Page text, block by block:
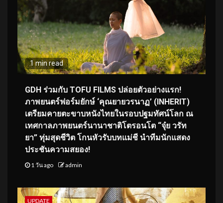
1 min read
GDH ร่วมกับ TOFU FILMS ปล่อยตัวอย่างแรก!
ภาพยนตร์ฟอร์มยักษ์ ‘คุณยายวรนาฏ’ (INHERIT)
เตรียมคายตะขาบหนังไทยในรอบปฐมทัศน์โลก ณ
เทศกาลภาพยนตร์นานาชาติโตรอนโต “จุ๋ย วรัท
ยา” ทุ่มสุดชีวิต โกนหัวรับบทแม่ชี นำทีมนักแสดง
ประชันความสยอง!
1 วัน ago admin
UPDATE